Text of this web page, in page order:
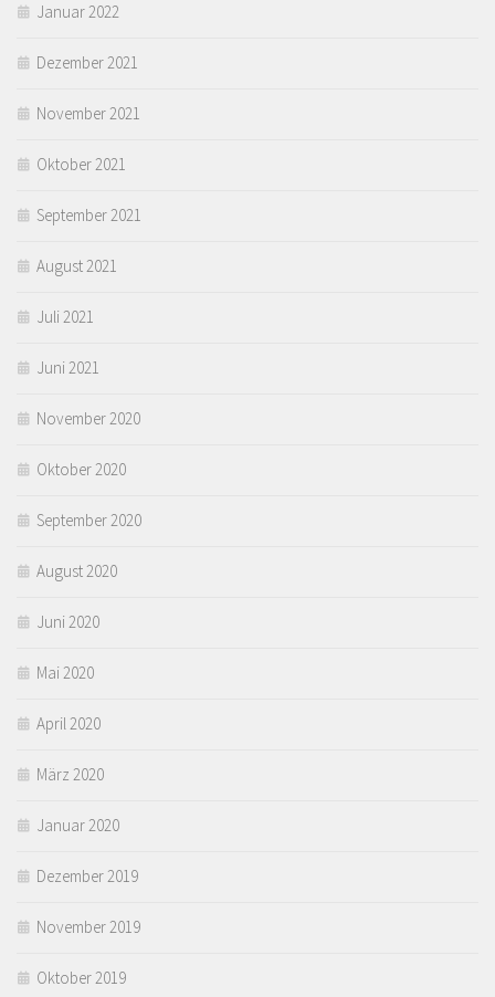
Januar 2022
Dezember 2021
November 2021
Oktober 2021
September 2021
August 2021
Juli 2021
Juni 2021
November 2020
Oktober 2020
September 2020
August 2020
Juni 2020
Mai 2020
April 2020
März 2020
Januar 2020
Dezember 2019
November 2019
Oktober 2019